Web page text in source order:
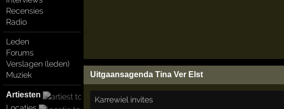
Recensies
Radio
Leden
Forums
Verslagen (leden)
Muziek
Artiesten
Uitgaansagenda Tina Ver Elst
Karrewiel invites